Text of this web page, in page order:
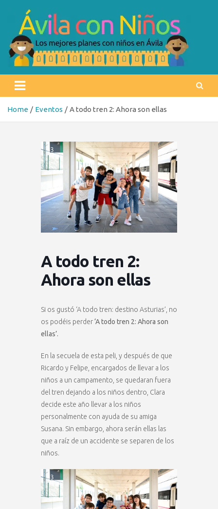
content
Ávila con niños
Home Eventos A todo tren 2: Ahora son ellas
A todo tren 2:
Ahora son ellas
Si os gustó ‘A todo tren: destino Asturias’, no
os podéis perder‘A todo tren 2: Ahora son
ellas’.
En la secuela de esta peli, y después de que
Ricardo y Felipe, encargados de llevar a los
niños a un campamento, se quedaran fuera
del tren dejando a los niños dentro, Clara
decide este año llevar a los niños
personalmente con ayuda de su amiga
Susana. Sin embargo, ahora serán ellas las
que a raíz de un accidente se separen de los
niños.